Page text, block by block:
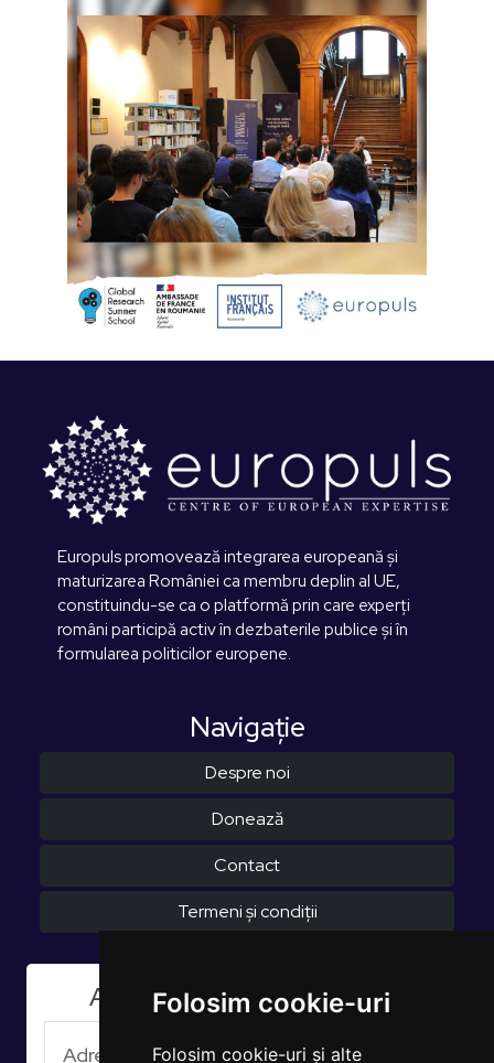
Folosim cookie-uri
Folosim cookie-uri și alte
Europuls promovează integrarea europeană și
maturizarea României ca membru deplin al UE,
constituindu-se ca o platformă prin care experți
români participă activ în dezbaterile publice și în
formularea politicilor europene.
Navigaţie
Despre noi
Donează
Contact
Termeni și condiții
Aboneaza-te la Newsletter